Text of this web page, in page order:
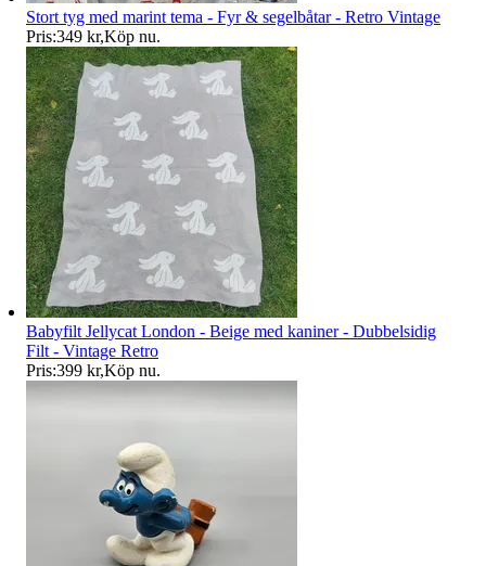
Stort tyg med marint tema - Fyr & segelbåtar - Retro Vintage
Pris:349 kr,Köp nu.
Babyfilt Jellycat London - Beige med kaniner - Dubbelsidig
Filt - Vintage Retro
Pris:399 kr,Köp nu.